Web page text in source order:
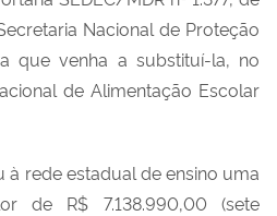
Nacional de Proteção
que venha a substituí-la, no
de Alimentação Escolar
à rede estadual de ensino uma
de R$ 7.138.990,00 (sete